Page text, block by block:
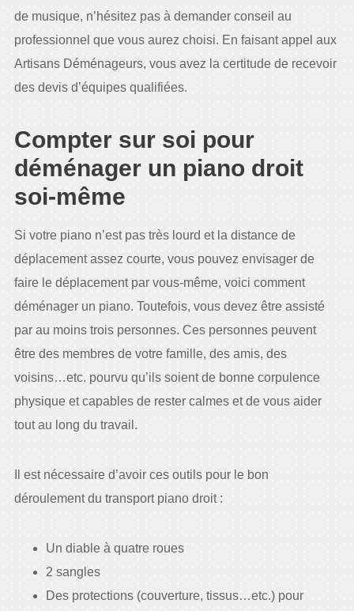
de musique, n’hésitez pas à demander conseil au
professionnel que vous aurez choisi. En faisant appel aux
Artisans Déménageurs, vous avez la certitude de recevoir
des devis d’équipes qualifiées.
Compter sur soi pour
déménager un piano droit
soi-même
Si votre piano n’est pas très lourd et la distance de
déplacement assez courte, vous pouvez envisager de
faire le déplacement par vous-même, voici comment
déménager un piano. Toutefois, vous devez être assisté
par au moins trois personnes. Ces personnes peuvent
être des membres de votre famille, des amis, des
voisins…etc. pourvu qu’ils soient de bonne corpulence
physique et capables de rester calmes et de vous aider
tout au long du travail.
Il est nécessaire d’avoir ces outils pour le bon
déroulement du transport piano droit :
Un diable à quatre roues
2 sangles
Des protections (couverture, tissus…etc.) pour